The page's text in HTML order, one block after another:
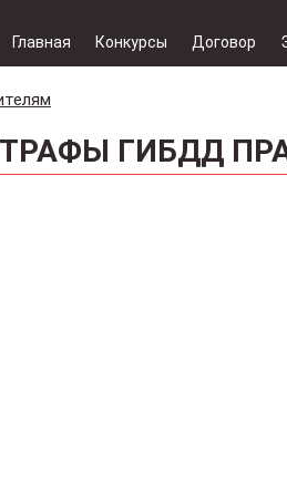
Главная Конкурсы Договор
ГИБДД